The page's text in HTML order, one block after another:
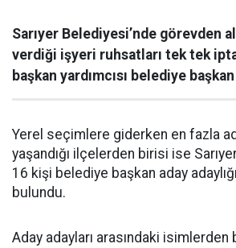
Sarıyer Belediyesi’nde görevden
verdiği işyeri ruhsatları tek tek
başkan yardımcısı belediye
Yerel seçimlere giderken en fazla
yaşandığı ilçelerden birisi ise
16 kişi belediye başkan aday
bulundu.
Aday adayları arasındaki isimlerden